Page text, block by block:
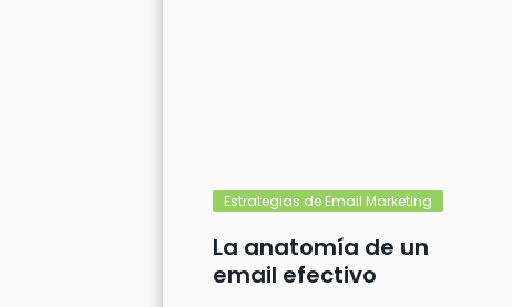
Estrategias de Email Marketing
La anatomía de un
email efectivo